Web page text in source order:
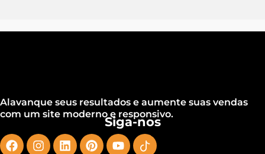
Alavanque seus resultados e aumente suas vendas
com um site moderno e responsivo.
Siga-nos